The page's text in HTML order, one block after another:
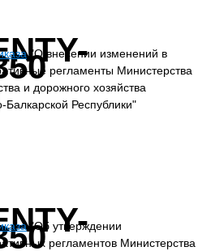
"О внесении изменений в
регламенты Министерства
и дорожного хозяйства
Балкарской Республики"
"Об утверждении
регламентов Министерства